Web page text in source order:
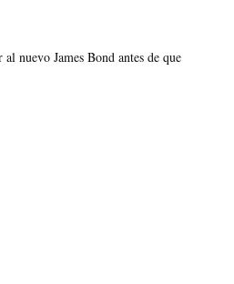
nuevo James Bond antes de que